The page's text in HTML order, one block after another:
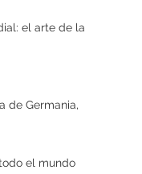
el arte de la
de Germania,
el mundo